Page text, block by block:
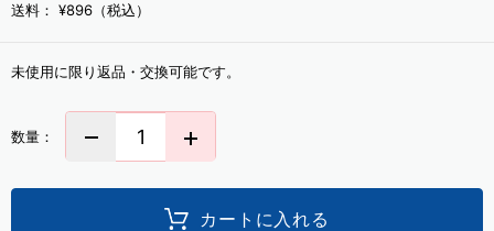
送料： ¥896（税込）
未使用に限り返品・交換可能です。
数量：
カートに入れる